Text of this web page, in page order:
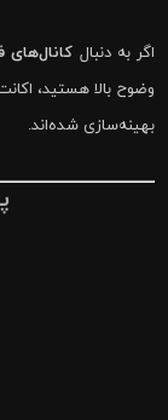
اگر به دنبال
وضوح بالا هستید،
بهینه‌سازی شده‌اند.